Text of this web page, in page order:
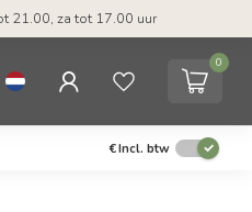
21.00, za tot 17.00 uur
0
€Incl. btw